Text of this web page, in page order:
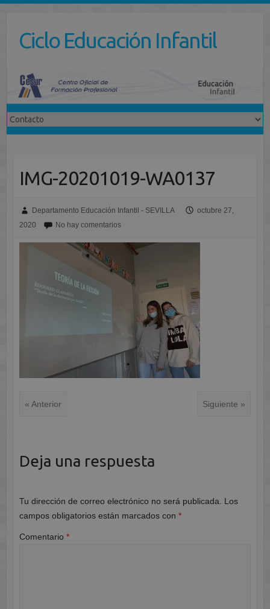
contenidoCiclo Educación Infantil
IMG-20201019-WA0137
Departamento Educación Infantil - SEVILLA
octubre 27,
2020
No hay comentarios
« Anterior Siguiente »
Deja una respuesta
Tu dirección de correo electrónico no será publicada.
Los
campos obligatorios están marcados con *
Comentario *